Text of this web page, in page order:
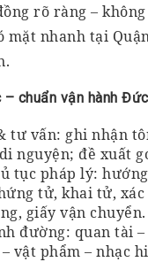
rõ ràng –
mặt nhanh tại
chuẩn vận hành
tư vấn: ghi nhận
nguyện; đề xuất
tục pháp lý:
tử, khai tử,
giấy vận chuyển.
đường: quan tài –
vật phẩm – nhạc